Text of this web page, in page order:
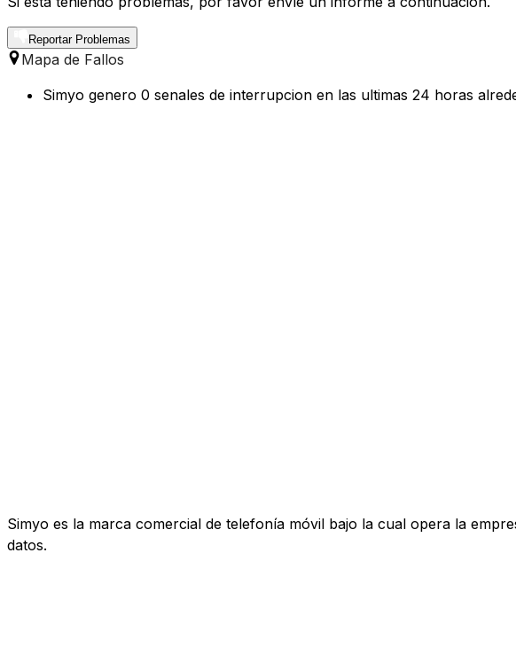
Reportar Problemas
Mapa de Fallos
Simyo genero 0 senales de interrupcion en las ultimas 24 horas
Simyo es la marca comercial de telefonía móvil bajo la cual opera la
datos.